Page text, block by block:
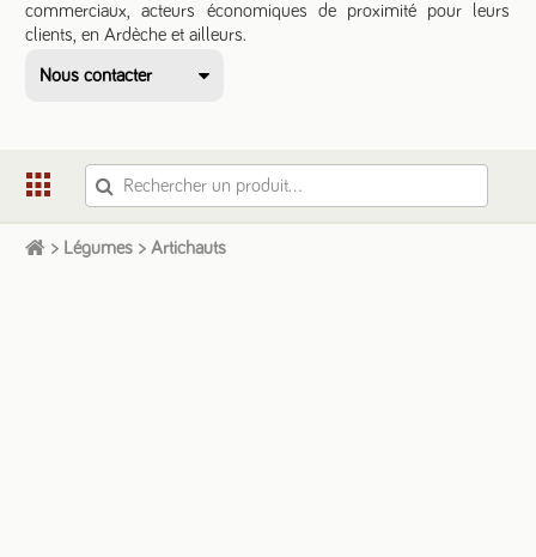
commerciaux, acteurs économiques de proximité pour leurs
clients, en Ardèche et ailleurs.
Nous contacter
> Légumes >Artichauts